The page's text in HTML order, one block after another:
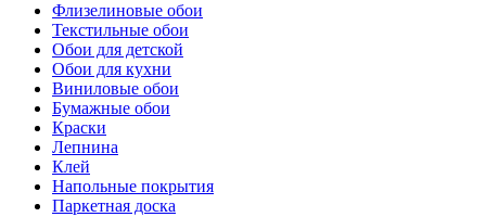
Флизелиновые обои
Текстильные обои
Обои для детской
Обои для кухни
Виниловые обои
Бумажные обои
Краски
Лепнина
Клей
Напольные покрытия
Паркетная доска